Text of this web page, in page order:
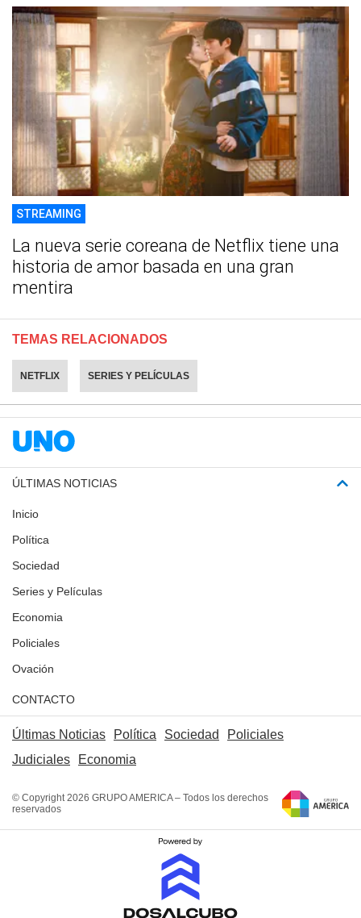
STREAMING
La nueva serie coreana de Netflix tiene una
historia de amor basada en una gran
mentira
TEMAS RELACIONADOS
NETFLIX SERIES Y PELÍCULAS
ÚLTIMAS NOTICIAS
Inicio
Política
Sociedad
Series y Películas
Economia
Policiales
Ovación
CONTACTO
Últimas Noticias Política Sociedad
Policiales
Judiciales
Economia
© Copyright 2026 GRUPO AMERICA – Todos los derechos
reservados